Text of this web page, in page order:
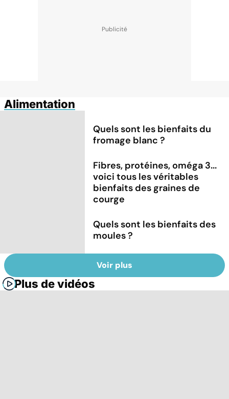
Alimentation
Quels sont les bienfaits du
fromage blanc ?
Fibres, protéines, oméga 3...
voici tous les véritables
bienfaits des graines de
courge
Quels sont les bienfaits des
moules ?
Voir plus
Plus de vidéos